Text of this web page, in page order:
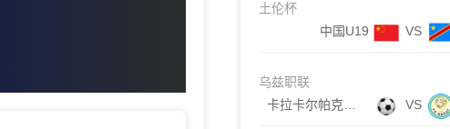
土伦杯
中国U19
VS
乌兹职联
VS